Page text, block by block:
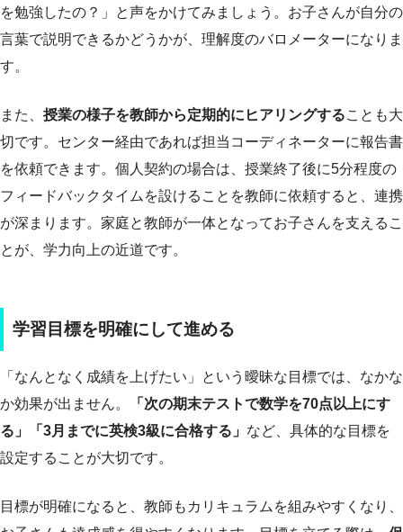
を勉強したの？」と声をかけてみましょう。お子さんが自分の
言葉で説明できるかどうかが、理解度のバロメーターになりま
す。
また、 授業の様子を教師から定期的にヒアリングすることも大
切です。センター経由であれば担当コーディネーターに報告書
を依頼できます。個人契約の場合は、授業終了後に5分程度の
フィードバックタイムを設けることを教師に依頼すると、連携
が深まります。家庭と教師が一体となってお子さんを支えるこ
とが、学力向上の近道です。
学習目標を明確にして進める
「なんとなく成績を上げたい」という曖昧な目標では、なかな
か効果が出ません。
「次の期末テストで数学を70点以上にす
る」「3月までに英検3級に合格する」 など、具体的な目標を
設定することが大切です。
目標が明確になると、教師もカリキュラムを組みやすくなり、